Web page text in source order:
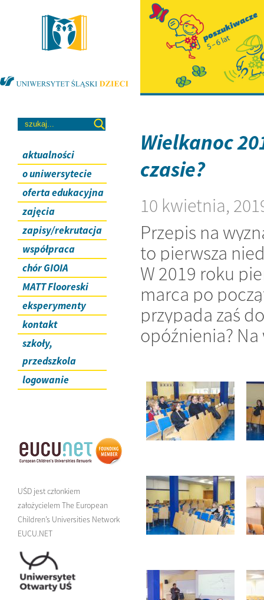
aktualności
o uniwersytecie
oferta edukacyjna
zajęcia
zapisy/rekrutacja
współpraca
chór GIOIA
MATT Flooreski
eksperymenty
kontakt
szkoły,
przedszkola
logowanie
UŚD jest członkiem
założycielem The European
Children’s Universities Network
EUCU.NET
Wielkanoc
czasie?
10 kwietnia,
Przepis na
to pierwsza
W 2019 roku
marca po
przypada zaś
opóźnienia? Na